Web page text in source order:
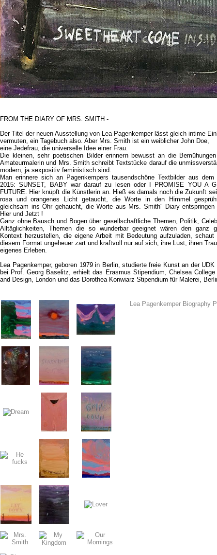
FROM THE DIARY OF MRS. SMITH -
Der Titel der neuen Ausstellung von Lea Pagenkemper lässt gleich intime
vermuten, ein Tagebuch also. Aber Mrs. Smith ist ein weiblicher John Doe,
eine Jedefrau, die universelle Idee einer Frau.
Die kleinen, sehr poetischen Bilder erinnern bewusst an die
Amateurmalerin und Mrs. Smith schreibt Textstücke darauf die
modern, ja sexpositiv feministisch sind.
Man erinnere sich an Pagenkempers tausendschöne Textbilder aus dem
2015: SUNSET, BABY war darauf zu lesen oder I PROMISE YOU A
FUTURE. Hier knüpft die Künstlerin an. Hieß es damals noch die Zukunft
rosa und orangenes Licht getaucht, die Worte in den Himmel
gleichsam ins Ohr gehaucht, die Worte aus Mrs. Smith´ Diary entspringen
Hier und Jetzt !
Ganz ohne Bausch und Bogen über gesellschaftliche Themen, Politik,
Alltäglichkeiten, Themen die so wunderbar geeignet wären den ganz
Kontext herzustellen, die eigene Arbeit mit Bedeutung aufzuladen,
diesem Format ungeheuer zart und kraftvoll nur auf sich, ihre Lust, ihren
eigenes Erleben.
Lea Pagenkemper, geboren 1979 in Berlin, studierte freie Kunst an der UDK
bei Prof. Georg Baselitz, erhielt das Erasmus Stipendium, Chelsea
and Design, London und das Dorothea Konwiarz Stipendium für Malerei,
Lea Pagenkemper Biography